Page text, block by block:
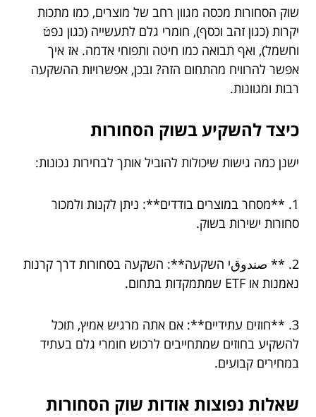
שוק הסחורות מכסה מגוון רחב של מוצרים, כמו מתכות
יקרות (כגון זהב וכסף), חומרי גלם לתעשייה (כגון נפטֿ
וחשמל), ואף תבואה כמו חיטה ותפוחי אדמה. אז איך
אפשר להרוויח מהתחום הזה? ובכן, אפשרויות ההשקעה
רבות ומגוונות.
כיצד להשקיע בשוק הסחורות
ישנן כמה גישות שיכולות להוביל אותך לבחירות נכונות:
1. **מסחר במוצרים בודדים**: ניתן לקנות ולמכור
סחורות ישירות בשוק.
2. ** صندوقי השקעה**: השקעה בסחורות דרך קרנות
נאמנות או ETF שמתמקדות בתחום.
3. **חוזים עתידיים**: אם אתה מרגיש אמיץ, תוכל
להשקיע בחוזים שמתחייבים לרכוש חומרי גלם בעתיד
במחירים קבועים.
שאלות נפוצות אודות שוק הסחורות